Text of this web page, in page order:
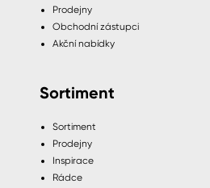
Prodejny
Obchodní zástupci
Akční nabídky
Sortiment
Sortiment
Prodejny
Inspirace
Rádce